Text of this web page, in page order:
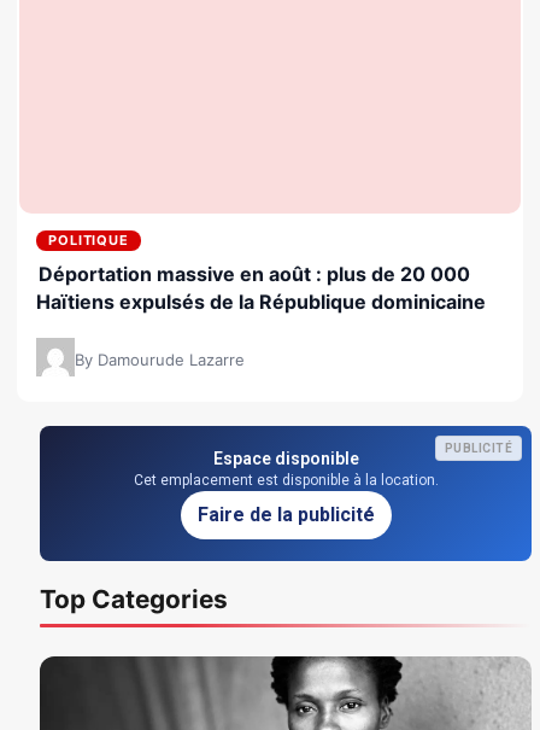
POLITIQUE
Déportation massive en août : plus de 20 000
Haïtiens expulsés de la République dominicaine
By Damourude Lazarre
PUBLICITÉ
Espace disponible
Cet emplacement est disponible à la location.
Faire de la publicité
Top Categories